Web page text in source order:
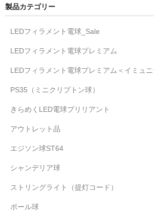
製品カテゴリー
LEDフィラメント電球_Sale
LEDフィラメント電球プレミアム
LEDフィラメント電球プレミアム＜イミュニ
PS35（ミニクリプトン球）
きらめくLED電球ブリリアント
アウトレット品
エジソン球ST64
シャンデリア球
ストリングライト（提灯コード）
ボール球